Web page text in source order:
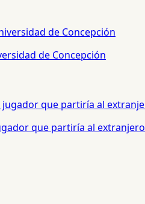
de Concepción
que partiría al extranjero